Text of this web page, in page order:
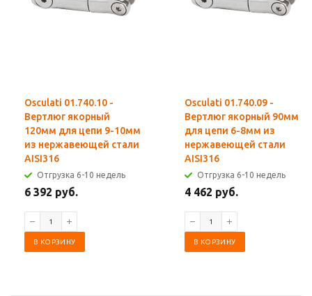
Osculati 01.740.10 -
Вертлюг якорный
120мм для цепи 9-10мм
из нержавеющей стали
AISI316
Отгрузка 6-10 недель
6 392 руб.
В КОРЗИНУ
Osculati 01.740.09 -
Вертлюг якорный 90мм
для цепи 6-8мм из
нержавеющей стали
AISI316
Отгрузка 6-10 недель
4 462 руб.
В КОРЗИНУ